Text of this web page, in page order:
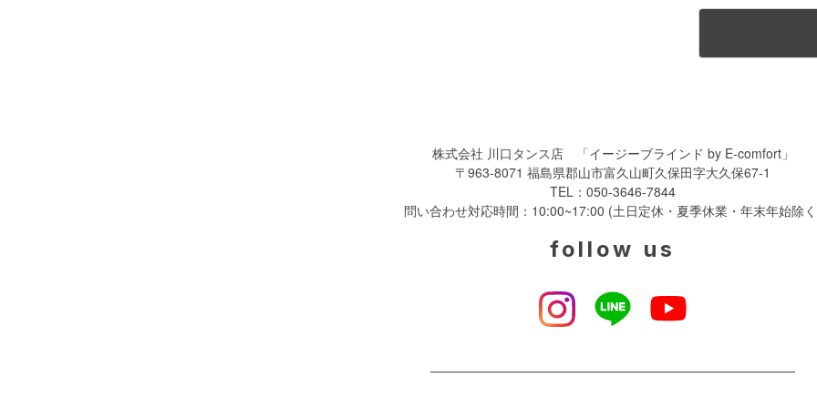
株式会社 川口タンス店
「イージーブラインド by E-comfort」
〒963-8071 福島県郡山市富久山町久保田字大久保67-1
TEL： 050-3646-7844
問い合わせ対応時間：10:00~17:00 (土日定休・夏季休業・年末年始除
follow us